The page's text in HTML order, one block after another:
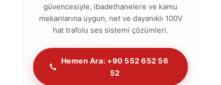
güvencesiyle, ibadethanelere ve kamu
mekanlarına uygun, net ve dayanıklı 100V
hat trafolu ses sistemi çözümleri.
Hemen Ara: +90 552 652 56
52